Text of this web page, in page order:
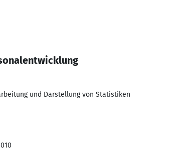
und Darstellung von Statistiken